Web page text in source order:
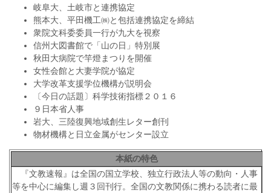
岐阜大、土岐市と連携協定
熊本大、平田機工㈱と包括連携協定を締結
衆院文科委委員一行が九大を視察
信州大図書館で「山の日」特別展
秋田大病院で竿燈まつりを開催
女性会館と大妻学院が協定
大学改革支援学位機構が説明会
〔今日の話題〕科学技術指標２０１６
９日本省人事
岩大、三陸復興地域創生レター創刊
物材機構と日立金属がセンター設立
本紙の特色
『文教速報』は全国の国立学校、独立行政法人等の動向・人事
等を中心に編集し週３回刊行。全国の文教関係に携わる読者に最